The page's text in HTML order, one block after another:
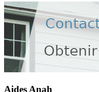
Aides Anah